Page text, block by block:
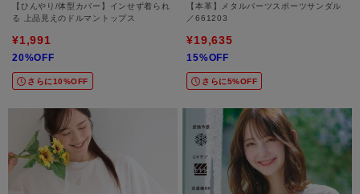
【ひんやり/体型カバー】インせず着られ
る 上品見えのドルマントップス
¥1,991
20%OFF
さらに10%OFF
【本革】メタルパーツスポーツサンダル
／661203
¥19,635
15%OFF
さらに5%OFF